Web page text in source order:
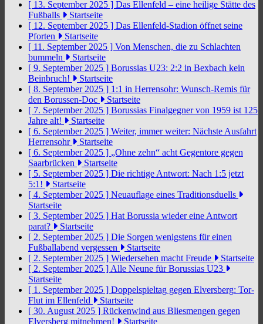
[ 13. September 2025 ] Das Ellenfeld – eine heilige Stätte des
Fußballs
Startseite
[ 12. September 2025 ] Das Ellenfeld-Stadion öffnet seine
Pforten
Startseite
[ 11. September 2025 ] Von Menschen, die zu Schlachten
bummeln
Startseite
[ 9. September 2025 ] Borussias U23: 2:2 in Bexbach kein
Beinbruch!
Startseite
[ 8. September 2025 ] 1:1 in Herrensohr: Wunsch-Remis für
den Borussen-Doc
Startseite
[ 7. September 2025 ] Borussias Finalgegner von 1959 ist 125
Jahre alt!
Startseite
[ 6. September 2025 ] Weiter, immer weiter: Nächste Ausfahrt
Herrensohr
Startseite
[ 6. September 2025 ] „Ohne zehn“ acht Gegentore gegen
Saarbrücken
Startseite
[ 5. September 2025 ] Die richtige Antwort: Nach 1:5 jetzt
5:1!
Startseite
[ 4. September 2025 ] Neuauflage eines Traditionsduells
Startseite
[ 3. September 2025 ] Hat Borussia wieder eine Antwort
parat?
Startseite
[ 2. September 2025 ] Die Sorgen wenigstens für einen
Fußballabend vergessen
Startseite
[ 2. September 2025 ] Wiedersehen macht Freude
Startseite
[ 2. September 2025 ] Alle Neune für Borussias U23
Startseite
[ 1. September 2025 ] Doppelspieltag gegen Elversberg: Tor-
Flut im Ellenfeld
Startseite
[ 30. August 2025 ] Rückenwind aus Bliesmengen gegen
Elversberg mitnehmen!
Startseite